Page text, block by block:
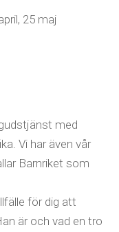
25 maj
med
Vi har även vår
Barnriket som
för dig att
är och vad en tro